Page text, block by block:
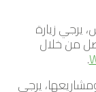
زيارة
من خلال
.
يرجى